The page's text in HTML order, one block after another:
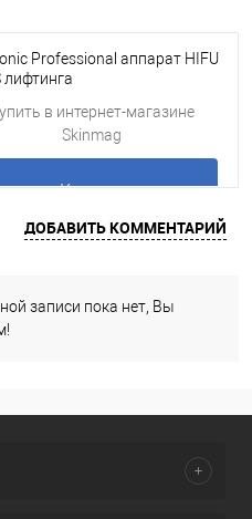
Professional аппарат HIFU
лифтинга
в интернет-магазине
Skinmag
Купить
ДОБАВИТЬ КОММЕНТАРИЙ
записи пока нет, Вы